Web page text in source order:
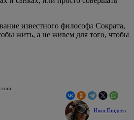
известного философа Сократа,
жить, а не живем для того, чтобы
Иван Гордеев